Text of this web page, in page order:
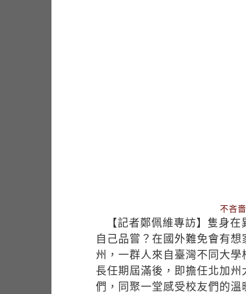
不吝
【記者鄭佩維專訪】隻身
自己品嘗？在國外難免會有
州，一群人來自臺灣不同大
長任期屆滿後，即擔任北加
們，同聚一堂感受校友們的溫